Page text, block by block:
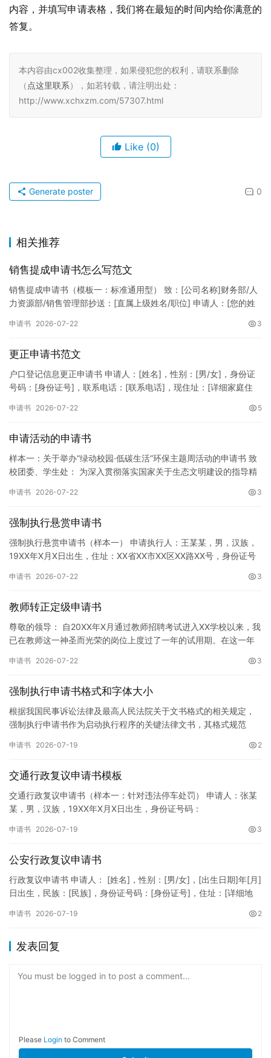
内容，并填写申请表格，我们将在最短的时间内给你满意的
答复。
本内容由cx002收集整理，如果侵犯您的权利，请联系删除
（ 点这里联系），如若转载，请注明出处：
http://www.xchxzm.com/57307.html
Like (0)
0
Generate poster
相关推荐
销售提成申请书怎么写范文
销售提成申请书（模板一：标准通用型） 致：[公司名称]财务部/人
力资源部/销售管理部抄送：[直属上级姓名/职位] 申请人：[您的姓
申请书 2026-07-22 3
更正申请书范文
户口登记信息更正申请书 申请人：[姓名]，性别：[男/女]，身份证
号码：[身份证号]，联系电话：[联系电话]，现住址：[详细家庭住
申请书 2026-07-22 5
申请活动的申请书
样本一：关于举办“绿动校园·低碳生活”环保主题周活动的申请书 致
校团委、学生处： 为深入贯彻落实国家关于生态文明建设的指导精
申请书 2026-07-22 3
强制执行悬赏申请书
强制执行悬赏申请书（样本一） 申请执行人：王某某，男，汉族，
19XX年X月X日出生，住址：XX省XX市XX区XX路XX号，身份证号
申请书 2026-07-22 3
教师转正定级申请书
尊敬的领导： 自20XX年X月通过教师招聘考试进入XX学校以来，我
已在教师这一神圣而光荣的岗位上度过了一年的试用期。在这一年
申请书 2026-07-22 3
强制执行申请书格式和字体大小
根据我国民事诉讼法律及最高人民法院关于文书格式的相关规定，
强制执行申请书作为启动执行程序的关键法律文书，其格式规范
纸张与…
申请书 2026-07-19 2
交通行政复议申请书模板
交通行政复议申请书（样本一：针对违法停车处罚） 申请人：张某
某，男，汉族，19XX年X月X日出生，身份证号码：
申请书 2026-07-19 3
公安行政复议申请书
行政复议申请书 申请人： [姓名]，性别：[男/女]，[出生日期]年[月]
日出生，民族：[民族]，身份证号码：[身份证号]，住址：[详细地
申请书 2026-07-19 2
发表回复
You must be logged in to post a comment...
Please Login to Comment